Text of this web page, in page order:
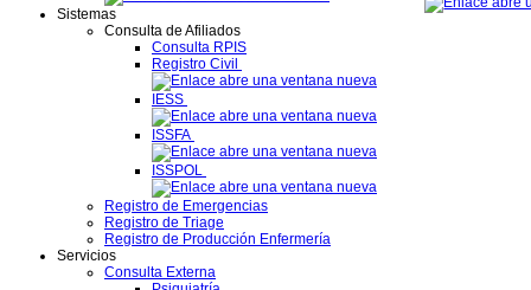
Sistemas
Consulta de Afiliados
Consulta RPIS
Registro Civil
IESS
ISSFA
ISSPOL
Registro de Emergencias
Registro de Triage
Registro de Producción Enfermería
Servicios
Consulta Externa